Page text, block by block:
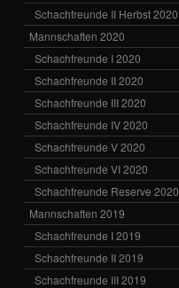
Schachfreunde II Herbst 2020
Mannschaften 2020
Schachfreunde I 2020
Schachfreunde II 2020
Schachfreunde III 2020
Schachfreunde IV 2020
Schachfreunde V 2020
Schachfreunde VI 2020
Schachfreunde Reserve 2020
Mannschaften 2019
Schachfreunde I 2019
Schachfreunde II 2019
Schachfreunde III 2019